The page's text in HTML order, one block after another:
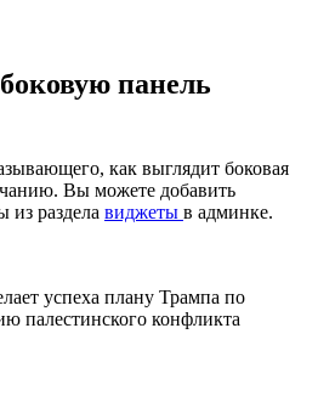
панель
как выглядит боковая
Вы можете добавить
из раздела виджеты в админке.
успеха плану Трампа по
палестинского конфликта